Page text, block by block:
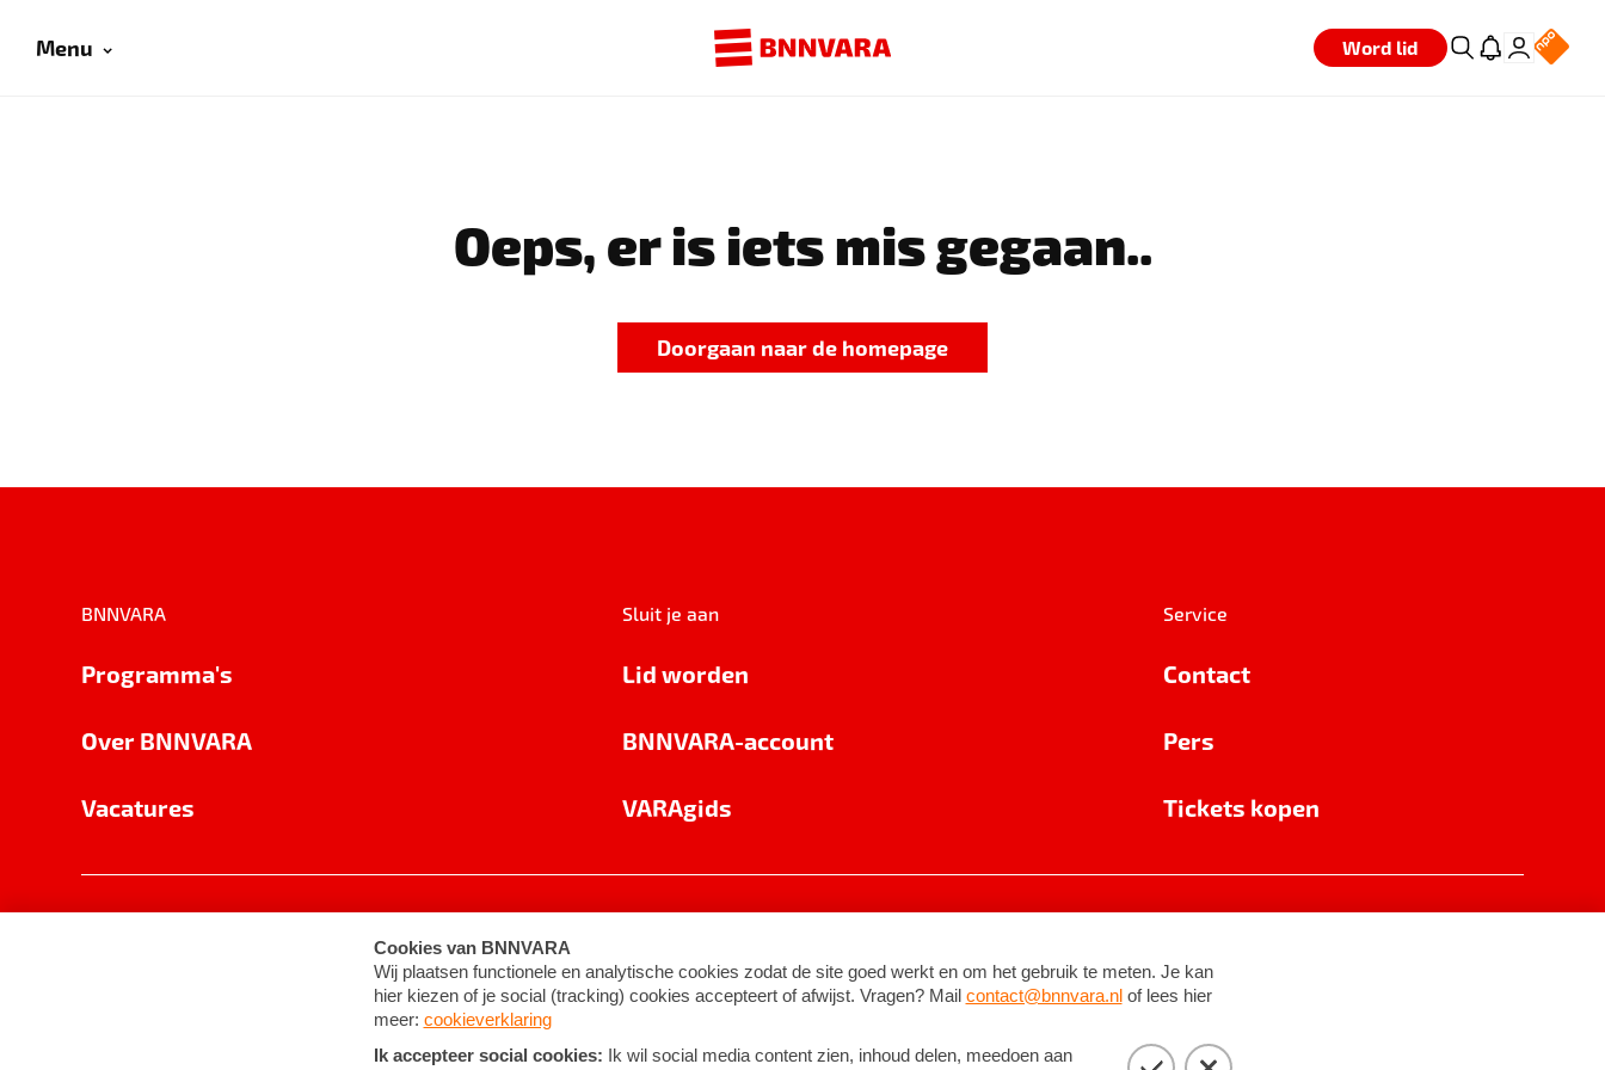
Menu Word lid
Oeps, er is iets mis gegaan..
Doorgaan naar de homepage
BNNVARA
Programma's
Over BNNVARA
Vacatures
Sluit je aan
Lid worden
BNNVARA-account
VARAgids
Service
Contact
Pers
Tickets kopen
Cookie-instellingen Algemene voorwaarden ©2026BNNVARA